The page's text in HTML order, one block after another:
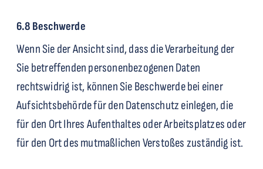
6.8 Beschwerde
Wenn Sie der Ansicht sind, dass die Verarbeitung der
Sie betreffenden personenbezogenen Daten
rechtswidrig ist, können Sie Beschwerde bei einer
Aufsichtsbehörde für den Datenschutz einlegen, die
für den Ort Ihres Aufenthaltes oder Arbeitsplatzes oder
für den Ort des mutmaßlichen Verstoßes zuständig ist.